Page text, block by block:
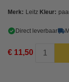
Merk: Leitz Kleur:
Direct leverbaar
€ 11,50